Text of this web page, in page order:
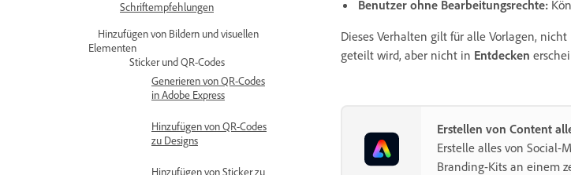
Schriftempfehlungen
Hinzufügen von Bildern und visuellen
Elementen
Sticker und QR-Codes
Generieren von QR-Codes
in Adobe Express
Hinzufügen von QR-Codes
zu Designs
Hinzufügen von Sticker zu
Benutzer ohne Bearbeitungsrechte:
Dieses Verhalten gilt für alle Vorlagen,
geteilt wird, aber nicht in Entdecken
Erstellen von Content
Erstelle alles von Social-
Branding-Kits an einem